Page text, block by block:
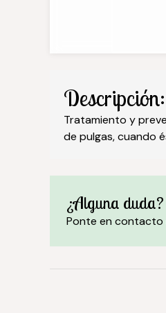
Descripción:
Tratamiento y
de pulgas, cuando
¿Alguna
Ponte en contacto